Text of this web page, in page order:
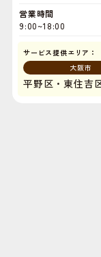
営業時間
9:00~18:00
サービス提供エリア：
大阪市
平野区・東住吉